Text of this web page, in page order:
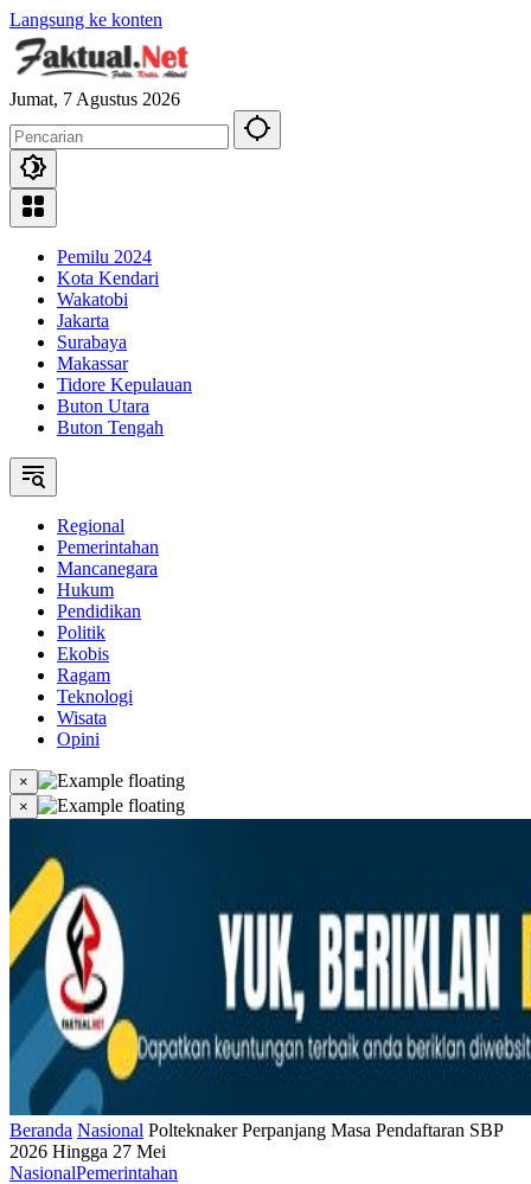
Langsung ke konten
Jumat, 7 Agustus 2026
Pemilu 2024
Kota Kendari
Wakatobi
Jakarta
Surabaya
Makassar
Tidore Kepulauan
Buton Utara
Buton Tengah
Regional
Pemerintahan
Mancanegara
Hukum
Pendidikan
Politik
Ekobis
Ragam
Teknologi
Wisata
Opini
×
×
Beranda Nasional Polteknaker Perpanjang Masa Pendaftaran SBP
2026 Hingga 27 Mei
NasionalPemerintahan